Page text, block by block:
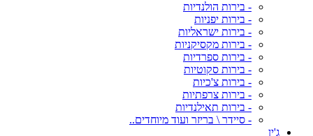
- בירות הולנדיות
- בירות יפניות
- בירות ישראליות
- בירות מקסיקניות
- בירות ספרדיות
- בירות סקוטיות
- בירות צ'כיות
- בירות צרפתיות
- בירות תאילנדיות
- סיידר \ בריזר ועוד מיוחדים..
ג'ין